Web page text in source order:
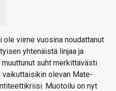
viime vuosina noudattanut
yhtenäistä linjaa ja
suht merkittävästi
olevan Mate-
Muotoilu on nyt